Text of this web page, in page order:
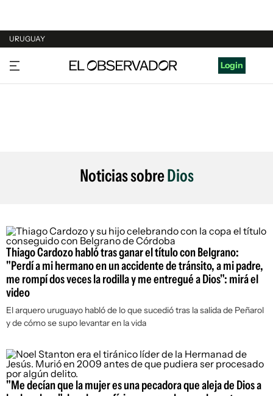
URUGUAY
URUGUAY
ARGENTINA
Login
Noticias sobreDios
Thiago Cardozo habló tras ganar el título con Belgrano:
"Perdí a mi hermano en un accidente de tránsito, a mi padre,
me rompí dos veces la rodilla y me entregué a Dios": mirá el
video
El arquero uruguayo habló de lo que sucedió tras la salida de Peñarol
y de cómo se supo levantar en la vida
"Me decían que la mujer es una pecadora que aleja de Dios a